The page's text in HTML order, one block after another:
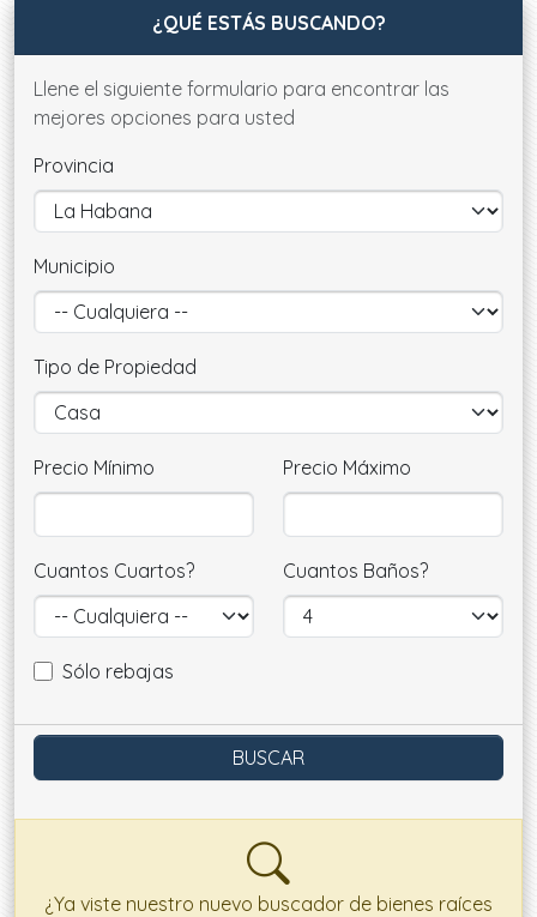
¿QUÉ ESTÁS BUSCANDO?
Llene el siguiente formulario para encontrar las
mejores opciones para usted
Provincia
Municipio
Tipo de Propiedad
Precio Mínimo Precio Máximo
Cuantos Cuartos? Cuantos Baños?
Sólo rebajas
¿Ya viste nuestro nuevo buscador de bienes raíces